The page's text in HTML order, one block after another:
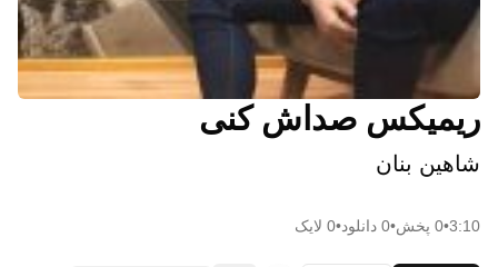
ریمیکس صداش کنی
شاهین بنان
3:10
•
0 پخش•
0 دانلود•
0 لایک